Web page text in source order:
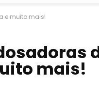
e muito mais!
mais!